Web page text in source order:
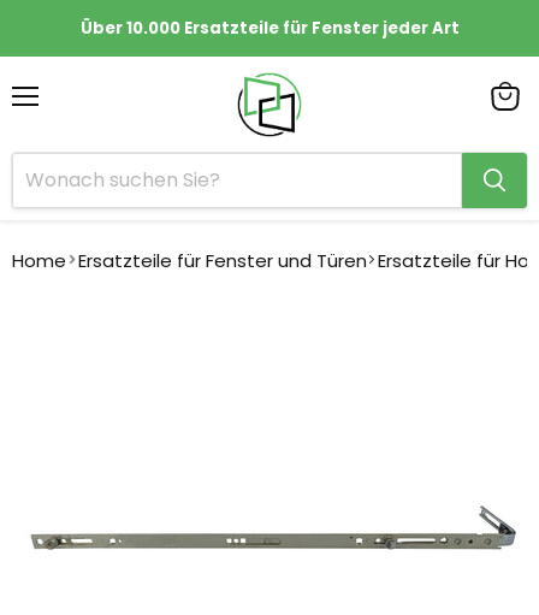
Über 10.000 Ersatzteile für Fenster jeder Art
Home Ersatzteile für Fenster und Türen Ersatzteile für